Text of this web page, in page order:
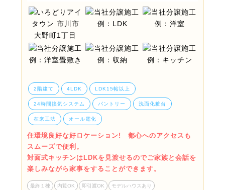
2階建て 4LDK LDK15帖以上
24時間換気システム パントリー 洗面化粧台
在来工法 オール電化
住環境良好な好ロケーション! 都心へのアクセスも
スムーズで便利。
対面式キッチンはLDKを見渡せるのでご家族と会話を
楽しみながら家事をすることができます。
最終１棟 内覧OK 即引渡OK モデルハウスあり